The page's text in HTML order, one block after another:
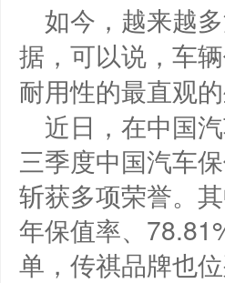
如今，越来越
据，可以说，车
耐用性的最直观的
近日，在中国
三季度中国汽车
斩获多项荣誉。
年保值率、
单，传祺品牌也